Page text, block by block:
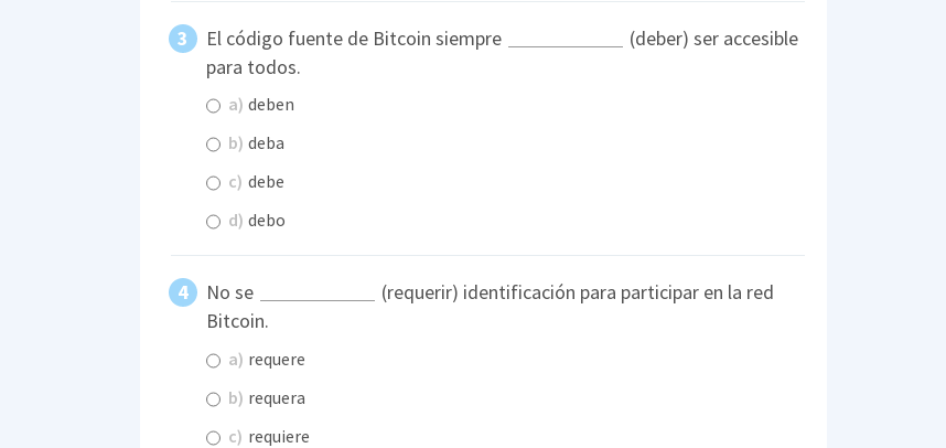
El código fuente de Bitcoin siempre
(deber) ser accesible
para todos.
a) deben
b) deba
c) debe
d) debo
No se
(requerir) identificación para participar en la red
Bitcoin.
a) requere
b) requera
c) requiere